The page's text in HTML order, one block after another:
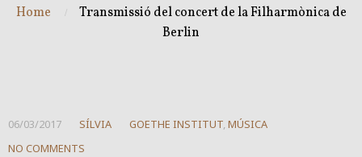
Home
Transmissió del concert de la Filharmònica de
Berlin
06/03/2017 SÍLVIA GOETHE INSTITUT, MÚSICA
NO COMMENTS